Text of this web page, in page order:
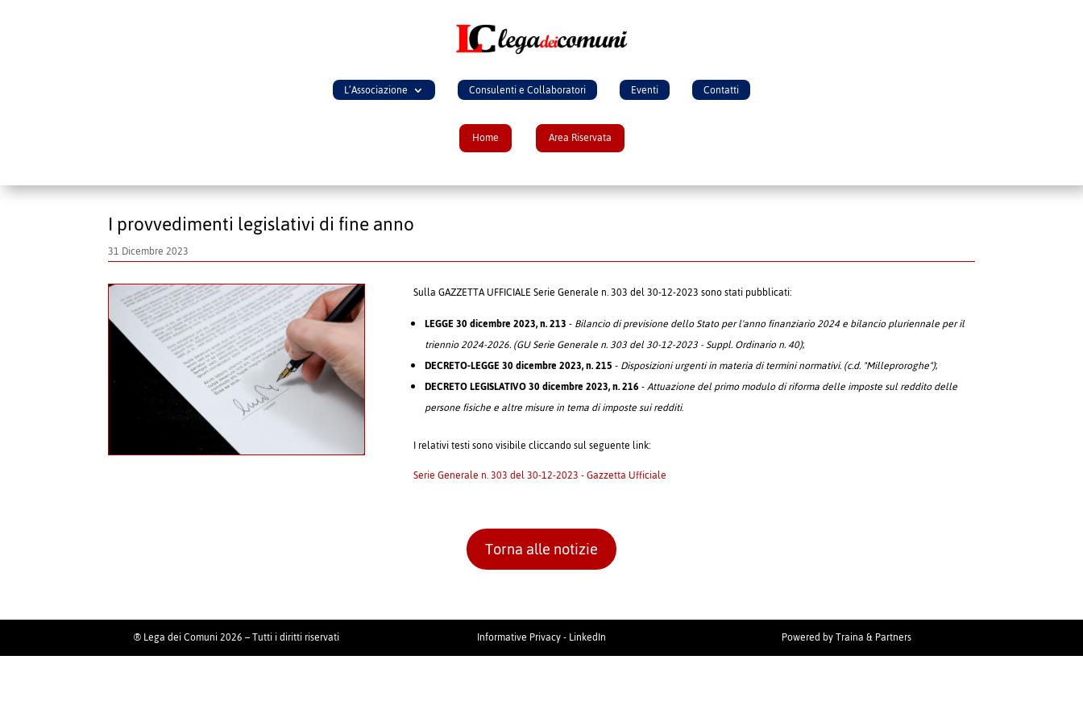
L’Associazione Consulenti e Collaboratori Eventi Contatti
Home Area Riservata
I provvedimenti legislativi di fine anno
31 Dicembre 2023
Sulla GAZZETTA UFFICIALE Serie Generale n. 303 del 30-12-2023 sono stati pubblicati:
LEGGE 30 dicembre 2023, n. 213-Bilancio di previsione dello Stato per l'anno finanziario 2024 e bilancio pluriennale per il
triennio 2024-2026. (GU Serie Generale n. 303 del 30-12-2023 - Suppl. Ordinario n. 40);
DECRETO-LEGGE 30 dicembre 2023, n. 215-Disposizioni urgenti in materia di termini normativi. (c.d. "Milleproroghe");
DECRETO LEGISLATIVO 30 dicembre 2023, n. 216-Attuazione del primo modulo di riforma delle imposte sul reddito delle
persone fisiche e altre misure in tema di imposte sui redditi.
I relativi testi sono visibile cliccando sul seguente link:
Serie Generale n. 303 del 30-12-2023 - Gazzetta Ufficiale
Torna alle notizie
® Lega dei Comuni 2026 – Tutti i diritti riservati Informative Privacy-LinkedIn Powered byTraina & Partners